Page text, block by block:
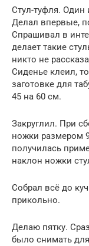
Стул-туфля. Один
Делал впервые,
Спрашивал в
делает такие
никто не
Сиденье клеил,
заготовке для
45 на 60 см.
Закруглил. При
ножки размером
получилась
наклон ножки
Собрал всё до
прикольно.
Делаю пятку.
было снимать